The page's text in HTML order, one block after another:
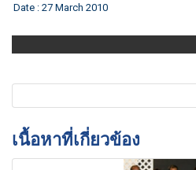
Date : 27 March 2010
เนื้อหาที่เกี่ยวข้อง